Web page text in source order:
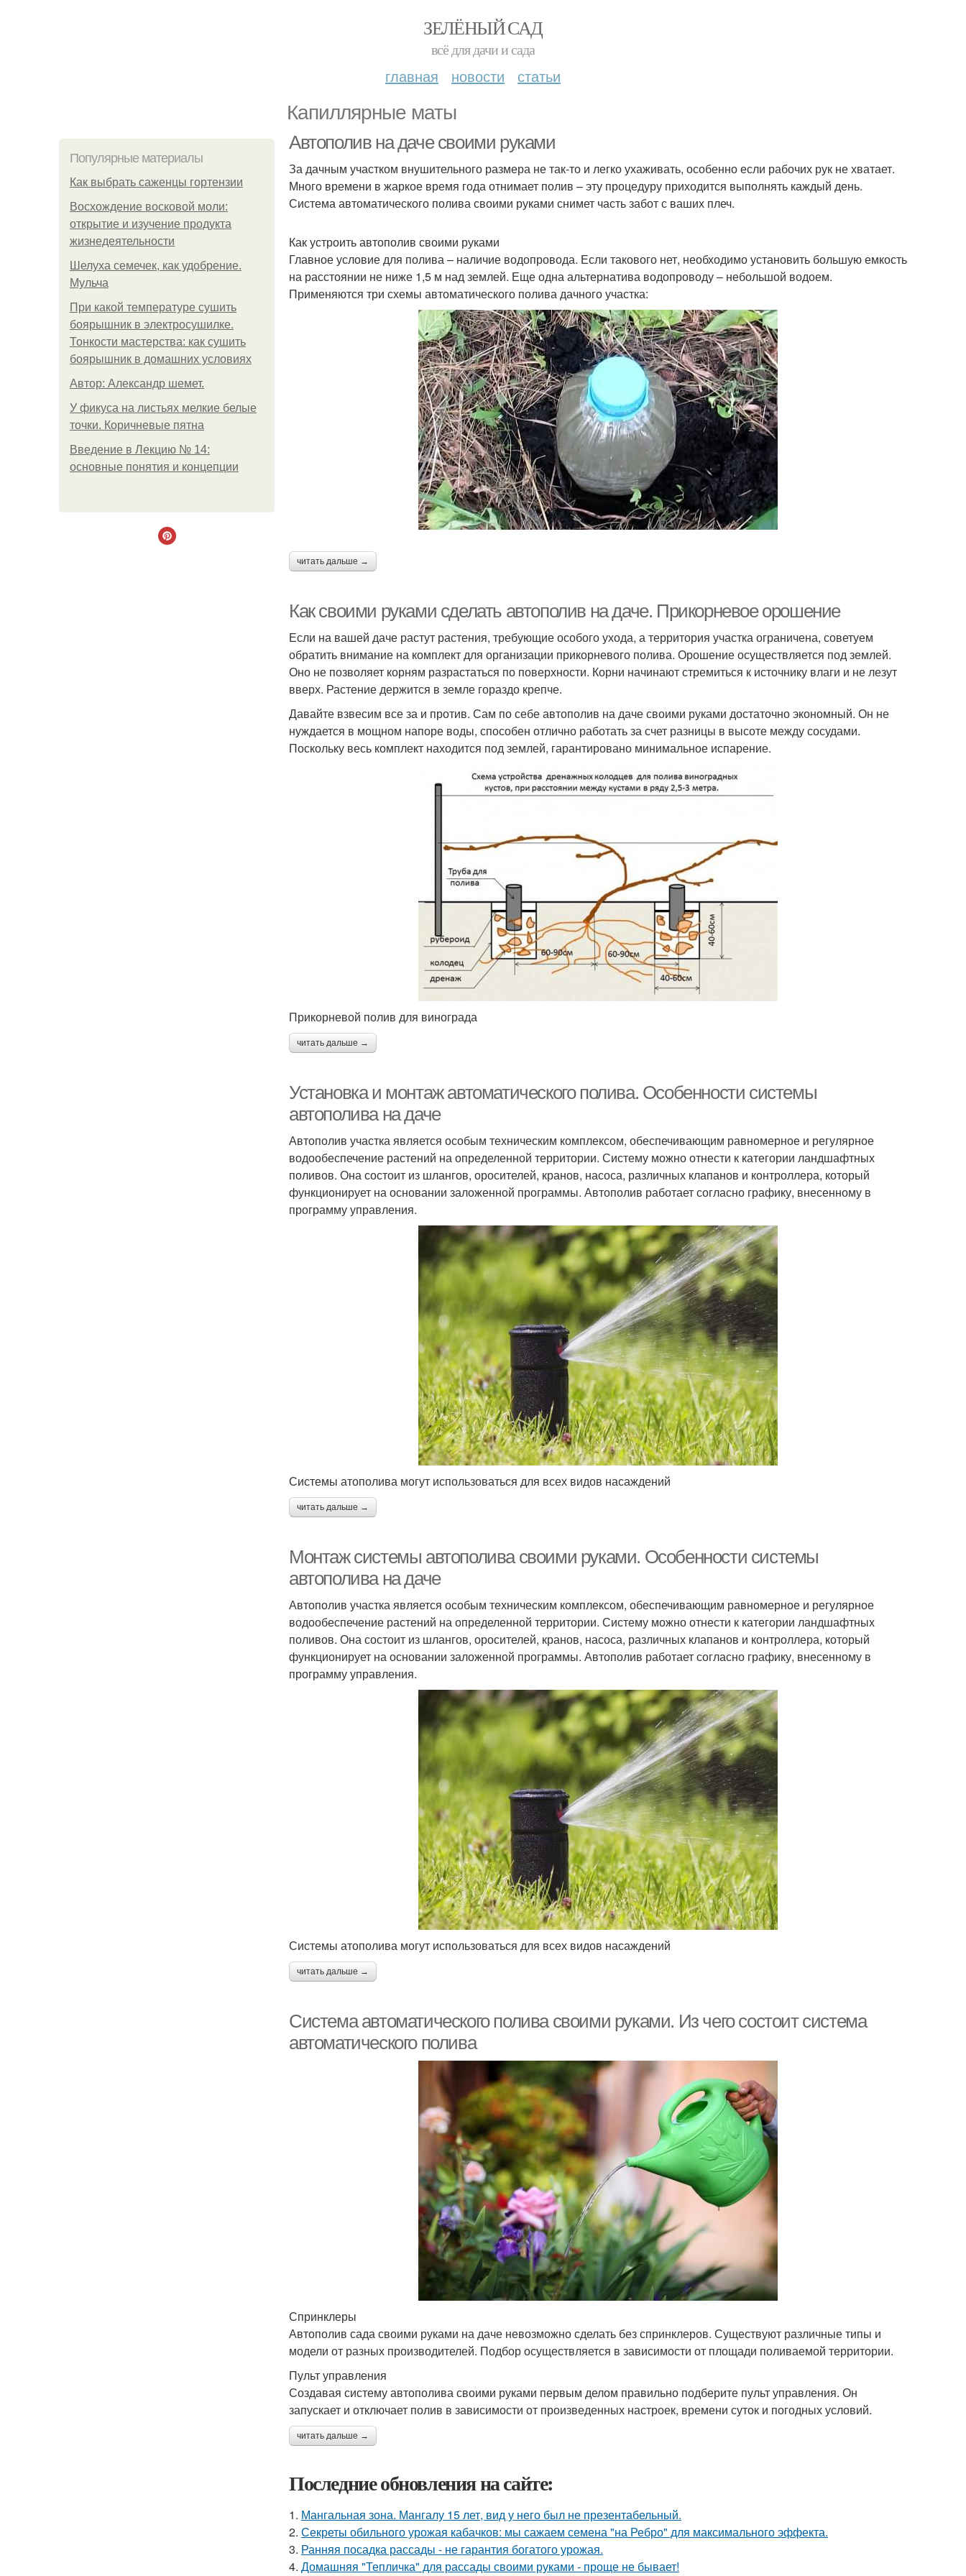
ЗЕЛЁНЫЙ САД
всё для дачи и сада
главная новости статьи
Капиллярные маты
Популярные материалы
Как выбрать саженцы гортензии
Восхождение восковой моли:
открытие и изучение продукта
жизнедеятельности
Шелуха семечек, как удобрение.
Мульча
При какой температуре сушить
боярышник в электросушилке.
Тонкости мастерства: как сушить
боярышник в домашних условиях
Автор: Александр шемет.
У фикуса на листьях мелкие белые
точки. Коричневые пятна
Введение в Лекцию № 14:
основные понятия и концепции
Автополив на даче своими руками
За дачным участком внушительного размера не так-то и легко ухаживать, особенно если рабочих рук не хватает.
Много времени в жаркое время года отнимает полив – эту процедуру приходится выполнять каждый день.
Система автоматического полива своими руками снимет часть забот с ваших плеч.
Как устроить автополив своими руками
Главное условие для полива – наличие водопровода. Если такового нет, необходимо установить большую емкость
на расстоянии не ниже 1,5 м над землей. Еще одна альтернатива водопроводу – небольшой водоем.
Применяются три схемы автоматического полива дачного участка:
читать дальше →
Как своими руками сделать автополив на даче. Прикорневое орошение
Если на вашей даче растут растения, требующие особого ухода, а территория участка ограничена, советуем
обратить внимание на комплект для организации прикорневого полива. Орошение осуществляется под землей.
Оно не позволяет корням разрастаться по поверхности. Корни начинают стремиться к источнику влаги и не лезут
вверх. Растение держится в земле гораздо крепче.
Давайте взвесим все за и против. Сам по себе автополив на даче своими руками достаточно экономный. Он не
нуждается в мощном напоре воды, способен отлично работать за счет разницы в высоте между сосудами.
Поскольку весь комплект находится под землей, гарантировано минимальное испарение.
Прикорневой полив для винограда
читать дальше →
Установка и монтаж автоматического полива. Особенности системы
автополива на даче
Автополив участка является особым техническим комплексом, обеспечивающим равномерное и регулярное
водообеспечение растений на определенной территории. Систему можно отнести к категории ландшафтных
поливов. Она состоит из шлангов, оросителей, кранов, насоса, различных клапанов и контроллера, который
функционирует на основании заложенной программы. Автополив работает согласно графику, внесенному в
программу управления.
Системы атополива могут использоваться для всех видов насаждений
читать дальше →
Монтаж системы автополива своими руками. Особенности системы
автополива на даче
Автополив участка является особым техническим комплексом, обеспечивающим равномерное и регулярное
водообеспечение растений на определенной территории. Систему можно отнести к категории ландшафтных
поливов. Она состоит из шлангов, оросителей, кранов, насоса, различных клапанов и контроллера, который
функционирует на основании заложенной программы. Автополив работает согласно графику, внесенному в
программу управления.
Системы атополива могут использоваться для всех видов насаждений
читать дальше →
Система автоматического полива своими руками. Из чего состоит система
автоматического полива
Спринклеры
Автополив сада своими руками на даче невозможно сделать без спринклеров. Существуют различные типы и
модели от разных производителей. Подбор осуществляется в зависимости от площади поливаемой территории.
Пульт управления
Создавая систему автополива своими руками первым делом правильно подберите пульт управления. Он
запускает и отключает полив в зависимости от произведенных настроек, времени суток и погодных условий.
читать дальше →
Последние обновления на сайте:
1. Мангальная зона. Мангалу 15 лет, вид у него был не презентабельный.
2. Секреты обильного урожая кабачков: мы сажаем семена "на Ребро" для максимального эффекта.
3. Ранняя посадка рассады - не гарантия богатого урожая.
4. Домашняя "Тепличка" для рассады своими руками - проще не бывает!